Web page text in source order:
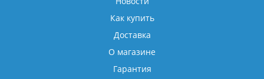
Как купить
Доставка
О магазине
Гарантия